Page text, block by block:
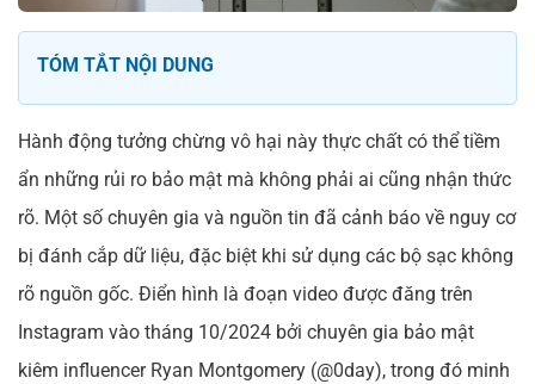
TÓM TẮT NỘI DUNG
Hành động tưởng chừng vô hại này thực chất có thể tiềm
ẩn những rủi ro bảo mật mà không phải ai cũng nhận thức
rõ. Một số chuyên gia và nguồn tin đã cảnh báo về nguy cơ
bị đánh cắp dữ liệu, đặc biệt khi sử dụng các bộ sạc không
rõ nguồn gốc. Điển hình là đoạn video được đăng trên
Instagram vào tháng 10/2024 bởi chuyên gia bảo mật
kiêm influencer Ryan Montgomery (@0day), trong đó minh